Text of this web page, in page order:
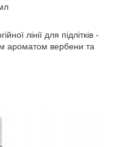
лінії для підлітків -
ароматом вербени та